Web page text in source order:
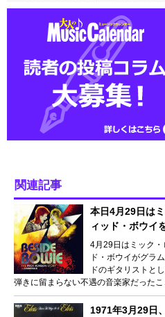
関連記事
本日4月29日は
ィッド・ボウイ
4月29日はミック
ド・ボウイがグラ
ドのギタリストと
弾きに留まらない不遇の音楽家だった
1971年3月29日